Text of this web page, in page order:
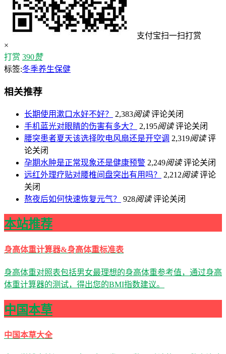
支付宝扫一扫打赏
×
打赏 390赞
标签:冬季养生保健
相关推荐
长期使用漱口水好不好？ 2,383阅读 评论关闭
手机蓝光对眼睛的伤害有多大？
2,195阅读 评论关闭
腰突患者夏天该选择吹电风扇还是开空调 2,319阅读 评
论关闭
孕期水肿是正常现象还是健康预警 2,249阅读 评论关闭
远红外理疗贴对腰椎间盘突出有用吗？
2,212阅读 评论
关闭
熬夜后如何快速恢复元气？
928阅读 评论关闭
本站推荐
身高体重计算器&身高体重标准表
身高体重对照表包括男女最理想的身高体重参考值，通过身高
体重计算器的测试，得出您的BMI指数建议。
中国本草
中国本草大全